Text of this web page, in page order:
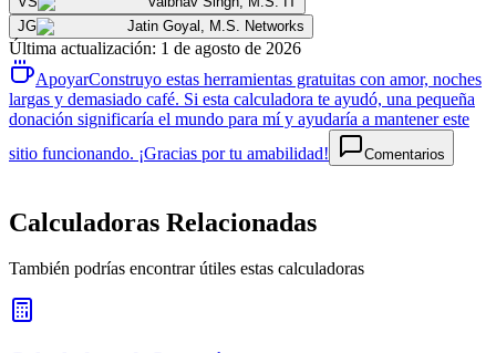
JG
Jatin Goyal M.S. Networks
Última actualización: 1 de agosto de 2026
ApoyarConstruyo estas herramientas gratuitas con amor, noches
largas y demasiado café. Si esta calculadora te ayudó, una pequeña
donación significaría el mundo para mí y ayudaría a mantener este
sitio funcionando. ¡Gracias por tu amabilidad!
Comentarios
Calculadoras Relacionadas
También podrías encontrar útiles estas calculadoras